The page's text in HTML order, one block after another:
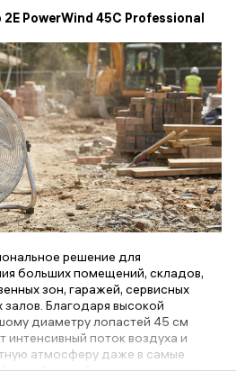
PowerWind 45C Professional
решение для
больших помещений, складов,
зон, гаражей, сервисных
Благодаря высокой
диаметру лопастей 45 см
интенсивный поток воздуха и
атмосферу даже в самые